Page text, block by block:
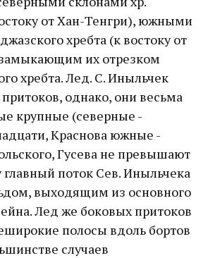
от Хан-Тенгри), южными
хребта (к востоку от
замыкающим их отрезком
хребта. Лед. С. Иныльчек
однако, они весьма
крупные (северные -
Краснова южные -
Гусева не превышают
поток Сев. Иныльчека
выходящим из основного
Лед же боковых притоков
полосы вдоль бортов
случаев